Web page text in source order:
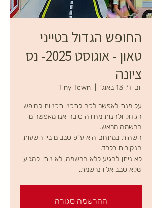
החופש הגדול בטייני
טאון - אוגוסט 2025- נס
ציונה
יום ד׳, 13 באוג׳ Tiny Town
על מנת לאפשר לכם לתכנן תכניות לחופש
הגדול ולהנות מחוויה טובה אנו מאפשרים
השהות במתחם היא ע"פ סבבים בין השעות
לא ניתן להגיע ללא הרשמה, לא ניתן להגיע
שלא סבב אליו נרשמת.
ההרשמה סגורה